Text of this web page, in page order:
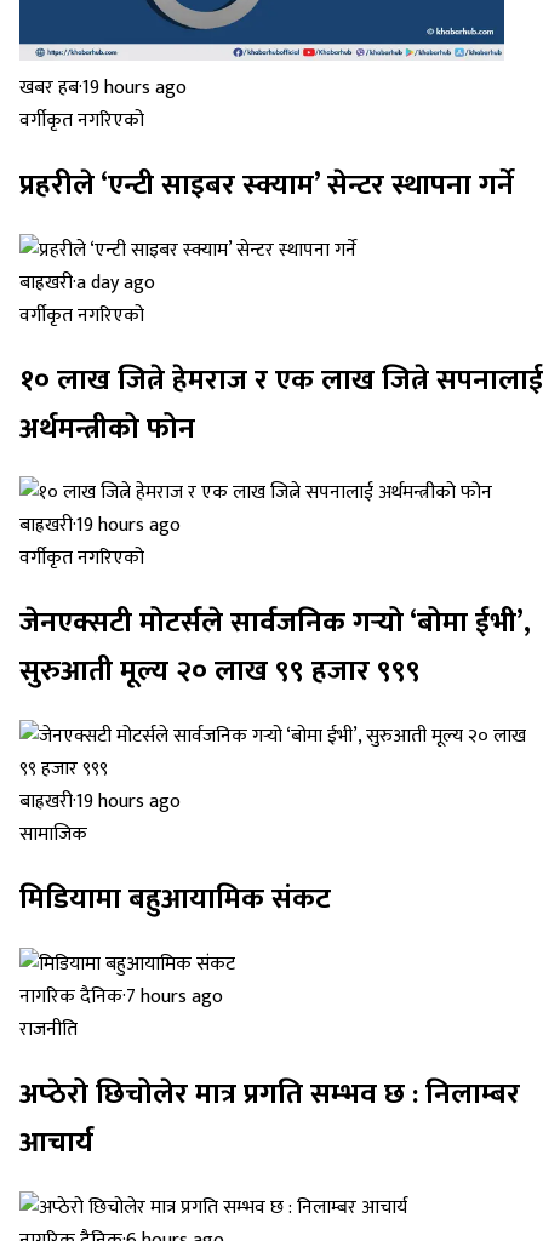
खबर हब·19 hours ago
वर्गीकृत नगरिएको
प्रहरीले ‘एन्टी साइबर स्क्याम’ सेन्टर स्थापना गर्ने
बाह्रखरी·a day ago
वर्गीकृत नगरिएको
१० लाख जित्ने हेमराज र एक लाख जित्ने सपनालाई
अर्थमन्त्रीको फोन
बाह्रखरी·19 hours ago
वर्गीकृत नगरिएको
जेनएक्सटी मोटर्सले सार्वजनिक गर्‍यो ‘बोमा ईभी’,
सुरुआती मूल्य २० लाख ९९ हजार ९९९
बाह्रखरी·19 hours ago
सामाजिक
मिडियामा बहुआयामिक संकट
नागरिक दैनिक·7 hours ago
राजनीति
अप्ठेरो छिचोलेर मात्र प्रगति सम्भव छ : निलाम्बर
आचार्य